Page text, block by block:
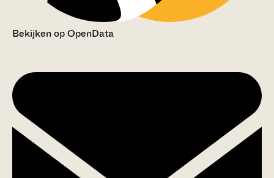
Bekijken op OpenData